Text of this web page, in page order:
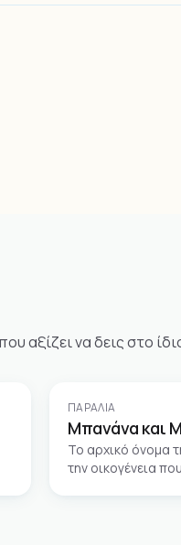
αξίζει να δεις στο
ΠΑΡΑΛΊΑ
Μπανάνα και
Το αρχικό όνομα
την οικογένεια